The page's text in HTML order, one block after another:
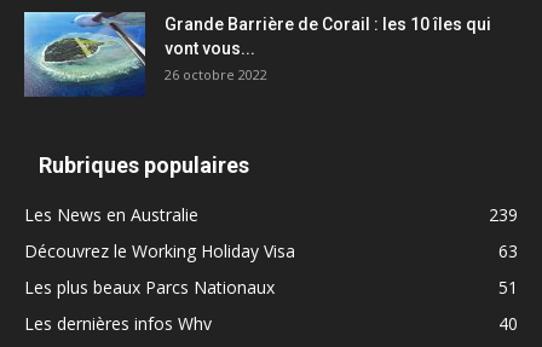
Grande Barrière de Corail : les 10 îles qui
vont vous...
26 octobre 2022
Rubriques populaires
Les News en Australie
239
Découvrez le Working Holiday Visa
63
Les plus beaux Parcs Nationaux
51
Les dernières infos Whv
40